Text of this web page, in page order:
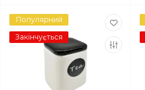
Популярний
Закінчується